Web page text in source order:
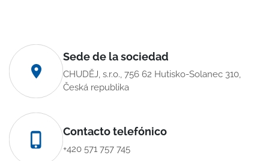
Sede de la sociedad
CHUDĚJ, s.r.o., 756 62 Hutisko-Solanec 310,
Česká republika
Contacto telefónico
+420 571 757 745